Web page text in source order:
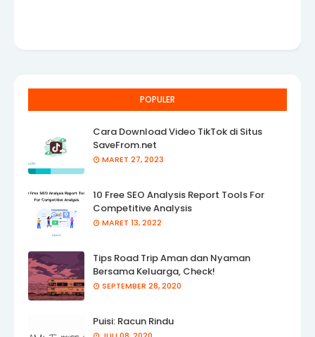
POPULER
Cara Download Video TikTok di Situs
SaveFrom.net
MARET 27, 2023
10 Free SEO Analysis Report Tools For
Competitive Analysis
MARET 13, 2022
Tips Road Trip Aman dan Nyaman
Bersama Keluarga, Check!
SEPTEMBER 28, 2020
Puisi: Racun Rindu